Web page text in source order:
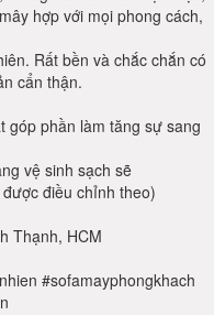
hợp với mọi phong cách,
Rất bền và chắc chắn có
cẩn thận.
góp phần làm tăng sự sang
vệ sinh sạch sẽ
điều chỉnh theo)
Thạnh, HCM
#sofamayphongkhach